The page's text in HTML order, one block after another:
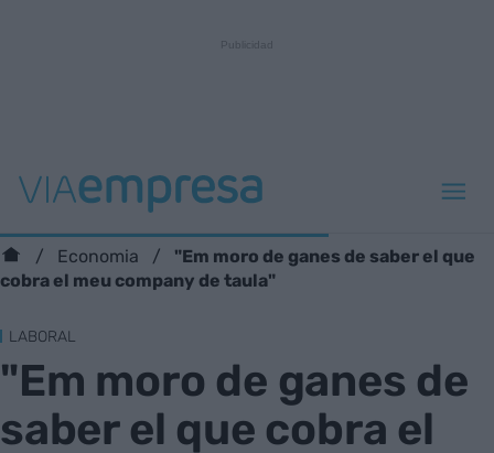
Economia
"Em moro de ganes de saber el que
cobra el meu company de taula"
LABORAL
"Em moro de ganes de
saber el que cobra el